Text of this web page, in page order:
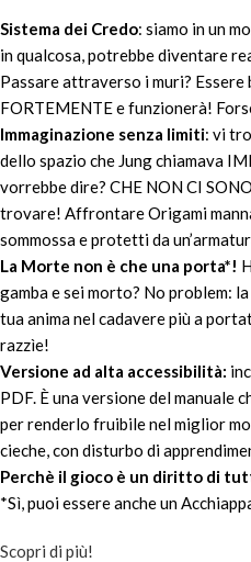
Sistema dei Credo: siamo in un
in qualcosa, potrebbe diventare
Passare attraverso i muri? Essere
FORTEMENTE e funzionerà!
Immaginazione senza limiti: vi
dello spazio che Jung chiamava
vorrebbe dire? CHE NON CI
trovare! Affrontare Origami
sommossa e protetti da
La Morte non è che una porta*!
gamba e sei morto? No problem:
tua anima nel cadavere più a
razzìe!
Versione ad alta accessibilità:
PDF. È una versione del manuale
per renderlo fruibile nel miglior
cieche, con disturbo di
Perchè il gioco è un diritto di
*Sì, puoi essere anche un
Scopri di più!